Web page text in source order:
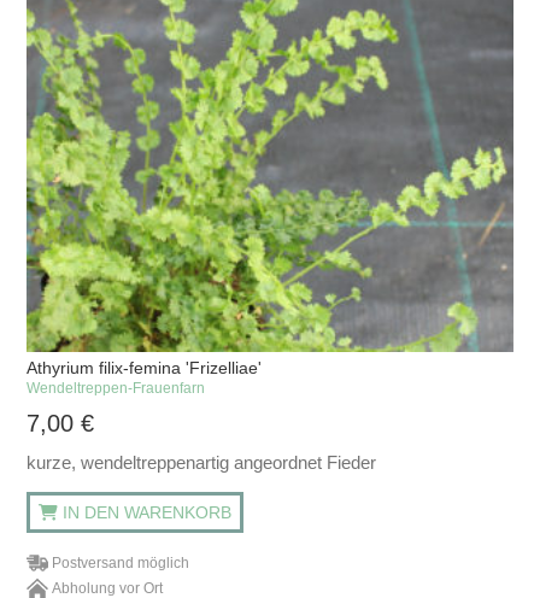
Athyrium filix-femina 'Frizelliae'
Wendeltreppen-Frauenfarn
7,00€
kurze, wendeltreppenartig angeordnet Fieder
IN DEN WARENKORB
Postversand möglich
Abholung vor Ort